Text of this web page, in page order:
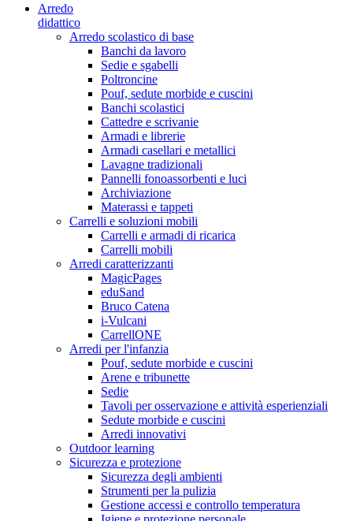
Arredo
didattico
Arredo scolastico di base
Banchi da lavoro
Sedie e sgabelli
Poltroncine
Pouf, sedute morbide e cuscini
Banchi scolastici
Cattedre e scrivanie
Armadi e librerie
Armadi casellari e metallici
Lavagne tradizionali
Pannelli fonoassorbenti e luci
Archiviazione
Materassi e tappeti
Carrelli e soluzioni mobili
Carrelli e armadi di ricarica
Carrelli mobili
Arredi caratterizzanti
MagicPages
eduSand
Bruco Catena
i-Vulcani
CarrellONE
Arredi per l'infanzia
Pouf, sedute morbide e cuscini
Arene e tribunette
Sedie
Tavoli per osservazione e attività esperienziali
Sedute morbide e cuscini
Arredi innovativi
Outdoor learning
Sicurezza e protezione
Sicurezza degli ambienti
Strumenti per la pulizia
Gestione accessi e controllo temperatura